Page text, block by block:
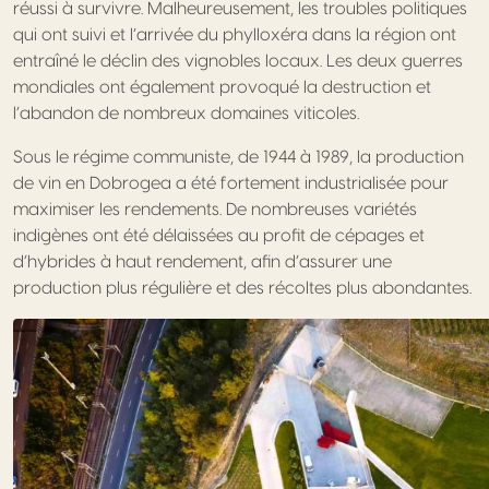
réussi à survivre. Malheureusement, les troubles politiques
qui ont suivi et l’arrivée du phylloxéra dans la région ont
entraîné le déclin des vignobles locaux. Les deux guerres
mondiales ont également provoqué la destruction et
l’abandon de nombreux domaines viticoles.
Sous le régime communiste, de 1944 à 1989, la production
de vin en Dobrogea a été fortement industrialisée pour
maximiser les rendements. De nombreuses variétés
indigènes ont été délaissées au profit de cépages et
d’hybrides à haut rendement, afin d’assurer une
production plus régulière et des récoltes plus abondantes.